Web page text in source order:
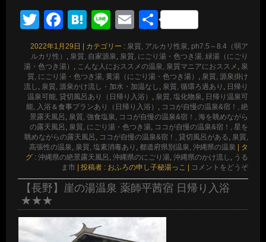
TwitterFacebook
Hatena
LineEmail
共
有
2022年1月29日 カテゴリー : 泉質, アルカリ性泉, ph7.5～8.4（弱ア
ルカリ性） , 泉質, 自家源泉, 泉質, にごり湯・色つき湯, 緑湯（にごり
湯・色つき湯） , こんな人におススメの温泉, 泉質マニアにおススメ , 泉
質, にごり湯・色つき湯, 黄湯（にごり湯・色つき湯） , 泉質, 源泉掛け
流し , 泉質, 源泉かけ流し・加水・加温なし , 泉質, 循環ろ過あり , 日帰り
温泉可能, 貸切風呂あり（日帰り入浴） , 泉質, 塩化物泉, 日帰り温泉可
能, 入浴＆食事プランあり（日帰り入浴） , ココが自慢の温泉&宿！, 絶
景露天風呂 , 泉質, 強食塩泉, ココが自慢の温泉&宿！, 海を眺めながら
の露天風呂 , 泉質, にごり湯・色つき湯, ココが自慢の温泉&宿！, 星を
眺めながらの露天風呂 , ココが自慢の温泉&宿！, 貸切風呂がある, 泉質,
高張性の温泉, 泉質, 塩素消毒あり , 都道府県別温泉, 沖縄県の温泉
タ
グ : 沖縄県の絶景露天風呂 , 沖縄県のにごり湯, 沖縄県のかけ流し , うる
ま市
投稿者 : おふろの申し子秘湯っこ コメントをどうぞ
【長野】崖の湯温泉 薬師平茜宿 日帰り入浴
★★★